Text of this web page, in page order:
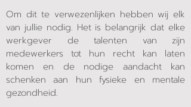
Om dit te verwezenlijken hebben wij elk
van jullie nodig. Het is belangrijk dat elke
werkgever de talenten van zijn
medewerkers tot hun recht kan laten
komen en de nodige aandacht kan
schenken aan hun fysieke en mentale
gezondheid.